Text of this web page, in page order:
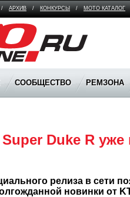
/ АРХИВ / КОНКУРСЫ / МОТО КАТАЛОГ
СООБЩЕСТВО РЕМЗОНА
Duke R уже
релиза в сети
новинки от